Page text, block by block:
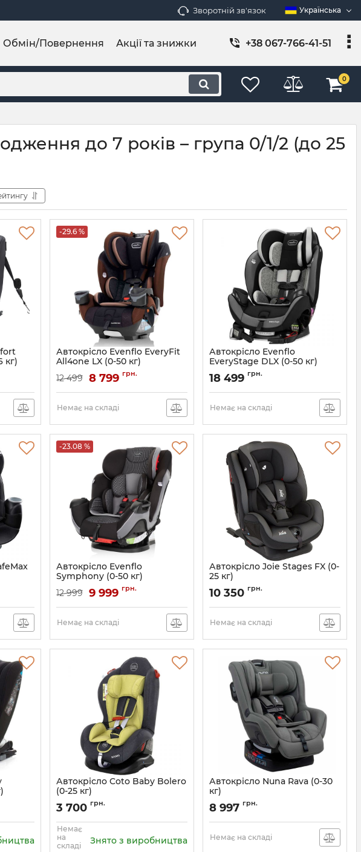
Зворотній зв'язок Українська
Обмін/Повернення Акції та знижки +38 067-766-41-51
0
до 7 років – група 0/1/2 (до 25
кг)
-29.6 %
Автокрісло Evenflo EveryFit
All4one LX (0-50 кг)
Артикул: 000000562
12 499 8 799 грн.
Немає на складі
Автокрісло Evenflo
EveryStage DLX (0-50 кг)
Артикул:032884197606
18 499 грн.
Немає на складі
-23.08 %
Автокрісло Evenflo
Symphony (0-50 кг)
Артикул: 032884201846
12 999 9 999 грн.
Немає на складі
Автокрісло Joie Stages FX (0-
25 кг)
Артикул:5056080604527
10 350 грн.
Немає на складі
Автокрісло Coto Baby Bolero
(0-25 кг)
3 700 грн.
Немає
на
складі
Знято з виробництва
Автокрісло Nuna Rava (0-30
кг)
Артикул: CS05103GRN
8 997 грн.
Немає на складі